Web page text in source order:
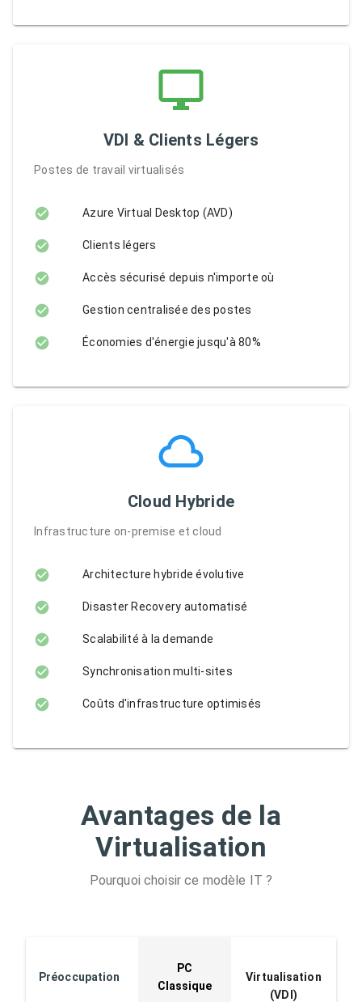
VDI & Clients Légers
Postes de travail virtualisés
Azure Virtual Desktop (AVD)
Clients légers
Accès sécurisé depuis n'importe où
Gestion centralisée des postes
Économies d'énergie jusqu'à 80%
Cloud Hybride
Infrastructure on-premise et cloud
Architecture hybride évolutive
Disaster Recovery automatisé
Scalabilité à la demande
Synchronisation multi-sites
Coûts d'infrastructure optimisés
Avantages de la
Virtualisation
Pourquoi choisir ce modèle IT ?
Préoccupation
PC
Classique
Virtualisation
(VDI)